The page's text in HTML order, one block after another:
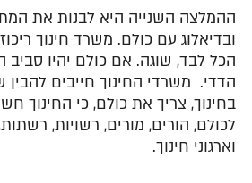
ההמלצה השנייה היא לבנות את
ובדיאלוג עם כולם. משרד חינוך
הכל לבד, שוגה. אם כולם יהיו סביב
הדדי. משרדי החינוך חייבים להבין
בחינוך, צריך את כולם, כי החינוך
לכולם, הורים, מורים, רשויות,
וארגוני חינוך.